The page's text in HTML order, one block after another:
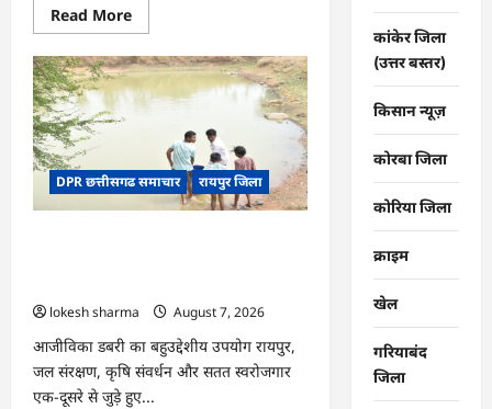
Read MoreRead
more
CG
:
वन
महोत्सव
माँ
के
नाम’
अभियान
DPR छत्तीसगढ समाचार रायपुर जिला
lokesh sharma
August 7, 2026
आजीविका डबरी का बहुउद्देशीय उपयोग रायपुर,
जल संरक्षण, कृषि संवर्धन और सतत स्वरोजगार
एक-दूसरे से जुड़े हुए...
कांकेर जिला
(उत्तर बस्तर)
किसान न्यूज़
कोरबा जिला
कोरिया जिला
क्राइम
खेल
गरियाबंद
जिला